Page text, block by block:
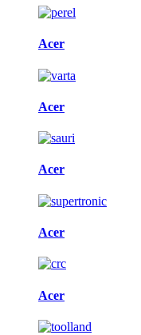
Acer
Acer
Acer
Acer
Acer